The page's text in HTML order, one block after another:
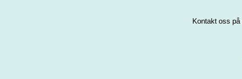
Kontakt oss på